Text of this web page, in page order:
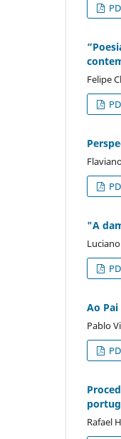
Felipe
"A
Ao
Pablo
Rafael